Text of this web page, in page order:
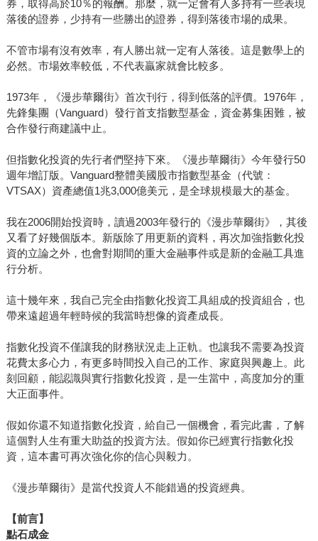
券，取得高於10％的報酬。那麼，就一定會有人多持有一些表現
落後的證券，少持有一些勝出的證券，得到落後市場的成果。
不管市場有沒有效率，有人勝出就一定有人落後。這是數學上的
必然。市場效率較低，不代表贏家就會比較多。
1973年，《漫步華爾街》首次刊行，得到低落的評價。1976年，
先鋒集團（Vanguard）發行首支指數型基金，資金募集困難，被
合作發行商建議中止。
但指數化投資的先行者們堅持下來。《漫步華爾街》今年發行50
週年增訂版。Vanguard整體美國股市指數型基金（代號：
VTSAX）資產總值1兆3,000億美元，是全球規模最大的基金。
我在2006開始投資時，讀過2003年發行的《漫步華爾街》，其後
又看了好幾個版本。新版除了用更新的資料，再次加強指數化投
資的立論之外，也會對期間的重大金融事件或是新的金融工具進
行分析。
這十幾年來，我自己完全由指數化投資工具組成的投資組合，也
帶來遠超過年輕時候的我當時想像的資產成長。
指數化投資不僅讓我的財務狀況走上正軌。也讓我不需要為投資
花費太多心力，有更多時間投入自己的工作、家庭與興趣上。此
刻回顧，能認識與實行指數化投資，是一生當中，高度加分的重
大正面事件。
假如你還不知道指數化投資，給自己一個機會，看完此書，了解
這個對人生有重大助益的投資方法。假如你已經實行指數化投
資，這本書可再次強化你的信心與毅力。
《漫步華爾街》是當代投資人不能錯過的投資經典。
【前言】
點石成金